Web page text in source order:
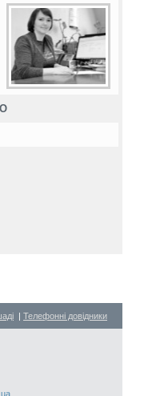
| Телефонні довідники